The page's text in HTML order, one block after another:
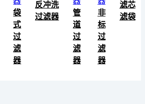
袋
式
过
滤
器
反冲洗
过滤器
管
道
过
滤
器
非
标
过
滤
器
滤芯
滤袋